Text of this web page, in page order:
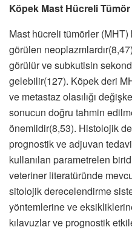
Köpek Mast Hücreli Tümör
Mast hücreli tümörler
görülen
görülür ve subkutisin
gelebilir(127). Köpek deri
ve metastaz olasılığı
sonucun doğru tahmin
önemlidir(8,53). Histolojik
prognostik ve adjuvan
kullanılan parametrelen
veteriner literatüründe
sitolojik derecelendirme
yöntemlerine ve
kılavuzlar ve prognostik